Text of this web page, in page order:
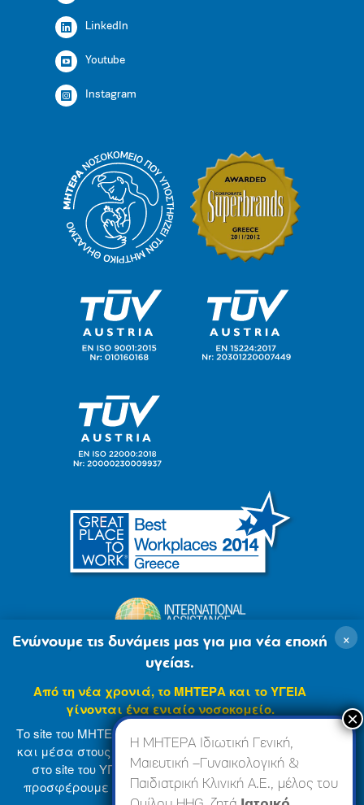
LinkedIn
Youtube
Instagram
© 2007-2024 ΜΗΤΕΡΑ Α.Ε Όροι Χρήσης
Η ΜΗΤΕΡΑ Ιδιωτική Γενική,
Μαιευτική –Γυναικολογική &
Παιδιατρική Κλινική Α.Ε., μέλος του
×
Ενώνουμε τις δυνάμεις μας για μια νέα εποχή
υγείας.
Από τη νέα χρονιά, το ΜΗΤΕΡΑ και το ΥΓΕΙΑ
γίνονται ένα ενιαίο νοσοκομείο.
Το site του ΜΗΤΕΡΑ βρίσκεται σε φάση ανανέωσης
και μέσα στους επόμενους μήνες θα ενσωματωθεί
στο site του ΥΓΕΙΑ (www.hygeia.gr), ώστε να σας
προσφέρουμε μια πιο ολοκληρωμένη και ενιαία